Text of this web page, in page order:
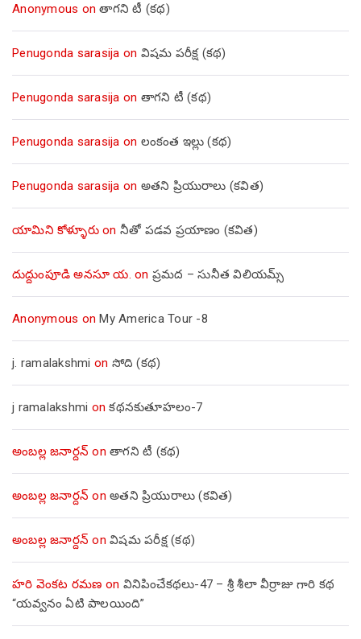
Anonymous onతాగని టీ (కథ)
Penugonda sarasija on విషమ పరీక్ష (క‌థ‌)
Penugonda sarasija on తాగని టీ (కథ)
Penugonda sarasija on లంకంత ఇల్లు (కథ)
Penugonda sarasija on అతని ప్రియురాలు (కవిత)
యామిని కోళ్ళూరుon నీతో పడవ ప్రయాణం (కవిత)
దుద్దుంపూడి అనసూ య. on ప్రమద – సునీత విలియమ్స్
Anonymous onMy America Tour -8
j. ramalakshmi on సోది (కథ)
j ramalakshmi onకథనకుతూహలం-7
అంబల్ల జనార్దన్ on తాగని టీ (కథ)
అంబల్ల జనార్దన్ on అతని ప్రియురాలు (కవిత)
అంబల్ల జనార్దన్ on విషమ పరీక్ష (క‌థ‌)
హరి వెంకట రమణ on వినిపించేకథలు-47 – శ్రీ శీలా వీర్రాజు గారి కథ
“యవ్వనం ఏటి పాలయింది”